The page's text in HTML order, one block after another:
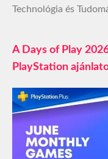
Technológia és
A Days of Play
PlayStation